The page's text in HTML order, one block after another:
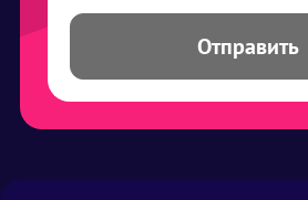
Отправить